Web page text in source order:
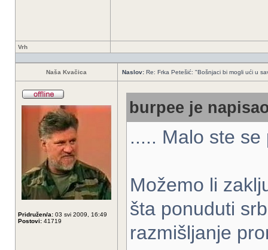
Vrh
Naša Kvačica Naslov: Re: Frka Petešić: "Bošnjaci bi mogli ući u
Pridružen/a: 03 svi 2009, 16:49
Postovi: 41719
burpee je
..... Malo ste
Možemo li
šta ponuduti
razmišljanje